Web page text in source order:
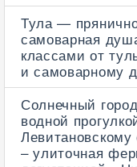
Тула —
самоварная
классами от
и самоварному
Солнечный
водной
– улиточная